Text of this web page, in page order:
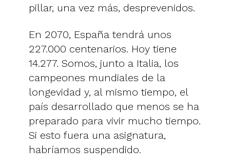
pillar, una vez más, desprevenidos.
En 2070, España tendrá unos
227.000 centenarios. Hoy tiene
14.277. Somos, junto a Italia, los
campeones mundiales de la
longevidad y, al mismo tiempo, el
país desarrollado que menos se ha
preparado para vivir mucho tiempo.
Si esto fuera una asignatura,
habríamos suspendido.